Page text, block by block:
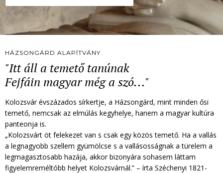
HÁZSONGÁRD ALAPÍTVÁNY
"Itt áll a temető tanúnak
Fejfáin magyar még a szó..."
Kolozsvár évszázados sírkertje, a Házsongárd, mint minden ősi
temető, nemcsak az elmúlás kegyhelye, hanem a magyar kultúra
panteonja is.
„Kolozsvárt öt felekezet van s csak egy közös temető. Ha a vallás
a legnagyobb szellem gyümölcse s a vallásosságnak a türelem a
legmagasztosabb hazája, akkor bizonyára sohasem láttam
figyelemreméltóbb helyet Kolozsvárnál.” – írta Széchenyi 1821-